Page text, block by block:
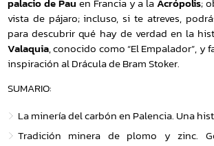
palacio de Pau en Francia y a laAcrópolis;
vista de pájaro; incluso, si te atreves,
para descubrir qué hay de verdad en la
Valaquia, conocido como “El Empalador”, y
inspiración al Drácula de Bram Stoker.
SUMARIO:
La minería del carbón en Palencia. Una
Tradición minera de plomo y zinc.